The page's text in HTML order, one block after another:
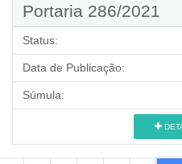
Portaria 286/2021
Status:
Data de Publicação:
Súmula: